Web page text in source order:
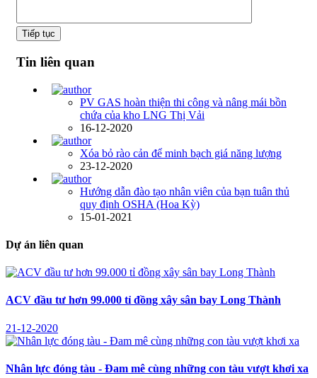
Tiếp tục
Tin liên quan
PV GAS hoàn thiện thi công và nâng mái bồn
chứa của kho LNG Thị Vải
16-12-2020
Xóa bỏ rào cản để minh bạch giá năng lượng
23-12-2020
Hướng dẫn đào tạo nhân viên của bạn tuân thủ
quy định OSHA (Hoa Kỳ)
15-01-2021
Dự án liên quan
ACV đầu tư hơn 99.000 tỉ đồng xây sân bay Long Thành
21-12-2020
Nhân lực đóng tàu - Đam mê cùng những con tàu vượt khơi xa